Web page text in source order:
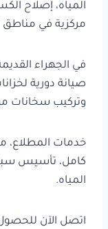
المياه، إصلاح
مركزية في مناطق
في الجهراء
صيانة دورية
وتركيب سخانات
خدمات المطلاع،
كامل، تأسيس
المياه.
اتصل الآن